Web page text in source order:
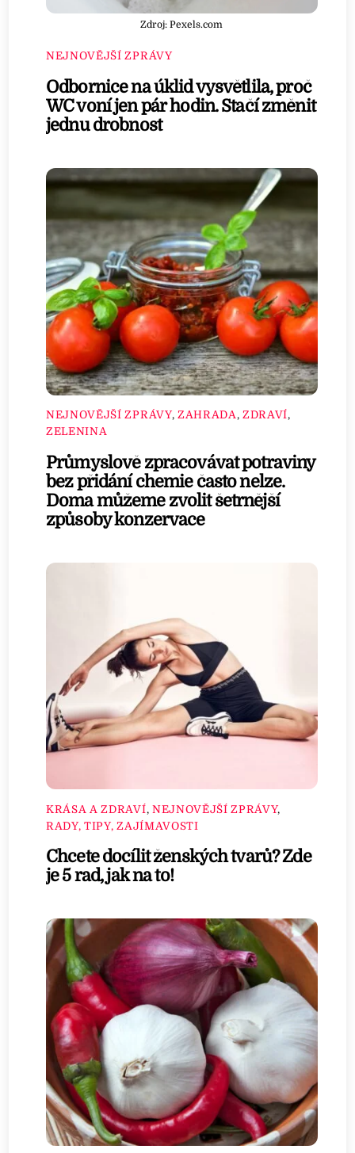
Zdroj: Pexels.com
NEJNOVĚJŠÍ ZPRÁVY
Odbornice na úklid vysvětlila, proč
WC voní jen pár hodin. Stačí změnit
jednu drobnost
NEJNOVĚJŠÍ ZPRÁVY, ZAHRADA , ZDRAVÍ,
ZELENINA
Průmyslově zpracovávat potraviny
bez přidání chemie často nelze.
Doma můžeme zvolit šetrnější
způsoby konzervace
KRÁSA A ZDRAVÍ, NEJNOVĚJŠÍ ZPRÁVY,
RADY, TIPY, ZAJÍMAVOSTI
Chcete docílit ženských tvarů? Zde
je 5 rad, jak na to!